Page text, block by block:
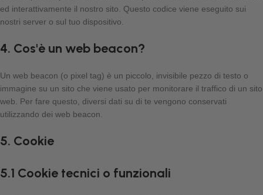
ed interattivamente il nostro sito. Questo codice viene eseguito sui
nostri server o sul tuo dispositivo.
4. Cos'è un web beacon?
Un web beacon (o pixel tag) è un piccolo, invisibile pezzo di testo o
immagine su un sito che viene usato per monitorare il traffico di un sito
web. Per fare questo, diversi dati su di te vengono conservati
utilizzando dei web beacon.
5. Cookie
5.1 Cookie tecnici o funzionali